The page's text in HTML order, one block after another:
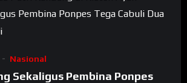
Nasional
Sekaligus Pembina Ponpes